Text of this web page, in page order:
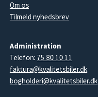
Om os
Tilmeld nyhedsbrev
Administration
Telefon: 75 80 10 11
faktura@kvalitetsbiler.dk
bogholderi@kvalitetsbiler.dk